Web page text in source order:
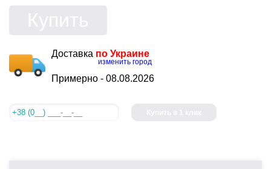
Доставка по Украине
изменить город
Примерно - 08.08.2026